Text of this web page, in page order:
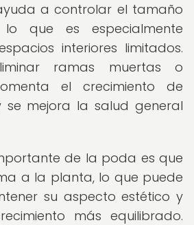
a controlar el tamaño
que es especialmente
interiores limitados.
ramas muertas o
el crecimiento de
se mejora la salud general
de la poda es que
a la planta, lo que puede
su aspecto estético y
más equilibrado.